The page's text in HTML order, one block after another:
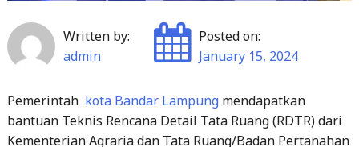
Written by:
admin
Posted on:
January 15, 2024
Pemerintah kota Bandar Lampungmendapatkan
bantuan Teknis Rencana Detail Tata Ruang (RDTR) dari
Kementerian Agraria dan Tata Ruang/Badan Pertanahan